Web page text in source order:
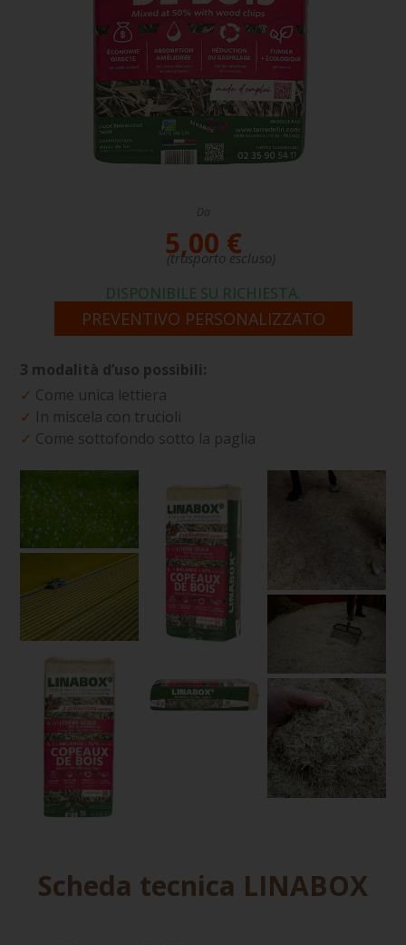
Da
5,00 €
(trasporto escluso)
DISPONIBILE SU RICHIESTA.
PREVENTIVO PERSONALIZZATO
3 modalità d’uso possibili:
✓ Come unica lettiera
✓ In miscela con trucioli
✓ Come sottofondo sotto la paglia
Scheda tecnica LINABOX